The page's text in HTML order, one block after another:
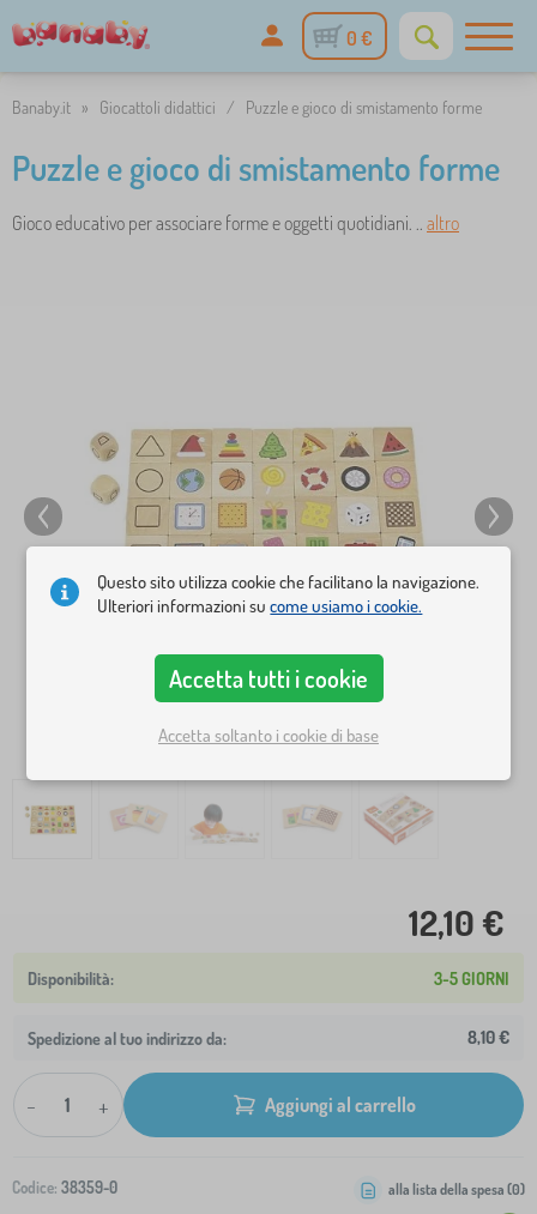
0 €
Banaby.it » Giocattoli didattici / Puzzle e gioco di smistamento forme
Puzzle e gioco di smistamento forme
Gioco educativo per associare forme e oggetti quotidiani. .. altro
12,10 €
3-5 GIORNI
Spedizione al tuo indirizzo da: 8,10 €
- + Aggiungi al carrello
Codice: 38359-0 alla lista della spesa (0)
Questo sito utilizza cookie che facilitano la navigazione.
Ulteriori informazioni sucome usiamo i cookie.
Accetta tutti i cookie
Accetta soltanto i cookie di base